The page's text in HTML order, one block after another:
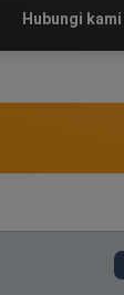
Hubungi kami